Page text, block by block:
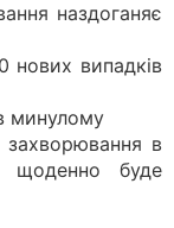
наздоганяє
нових випадків
минулому
захворювання в
щоденно буде